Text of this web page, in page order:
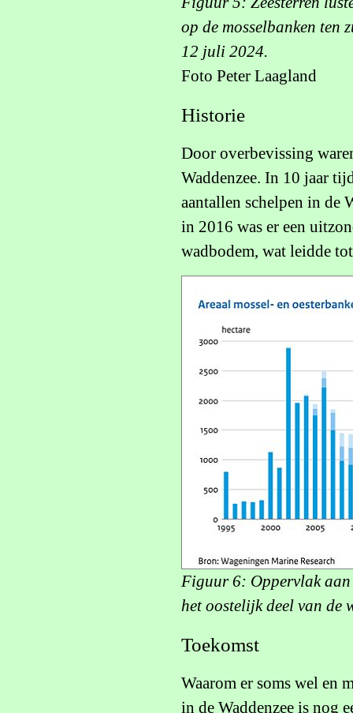
op de mosselbanken ten
12 juli 2024.
Foto Peter Laagland
Historie
Door overbevissing
Waddenzee. In 10 jaar
aantallen schelpen in de
in 2016 was er een
wadbodem, wat leidde
Figuur 6: Oppervlak aan
het oostelijk deel van de
Toekomst
Waarom er soms wel en
in de Waddenzee is nog